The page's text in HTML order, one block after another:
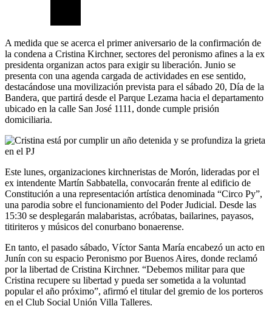
A medida que se acerca el primer aniversario de la confirmación de
la condena a Cristina Kirchner, sectores del peronismo afines a la ex
presidenta organizan actos para exigir su liberación. Junio se
presenta con una agenda cargada de actividades en ese sentido,
destacándose una movilización prevista para el sábado 20, Día de la
Bandera, que partirá desde el Parque Lezama hacia el departamento
ubicado en la calle San José 1111, donde cumple prisión
domiciliaria.
Este lunes, organizaciones kirchneristas de Morón, lideradas por el
ex intendente Martín Sabbatella, convocarán frente al edificio de
Constitución a una representación artística denominada “Circo Py”,
una parodia sobre el funcionamiento del Poder Judicial. Desde las
15:30 se desplegarán malabaristas, acróbatas, bailarines, payasos,
titiriteros y músicos del conurbano bonaerense.
En tanto, el pasado sábado, Víctor Santa María encabezó un acto en
Junín con su espacio Peronismo por Buenos Aires, donde reclamó
por la libertad de Cristina Kirchner. “Debemos militar para que
Cristina recupere su libertad y pueda ser sometida a la voluntad
popular el año próximo”, afirmó el titular del gremio de los porteros
en el Club Social Unión Villa Talleres.